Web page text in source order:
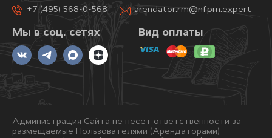
Мы в соц. сетях
+7 (495) 568-0-568 arendator.rm@nfpm.expert
Вид оплаты
Администрация Сайта не несет ответственности за
размещаемые Пользователями (Арендаторами)